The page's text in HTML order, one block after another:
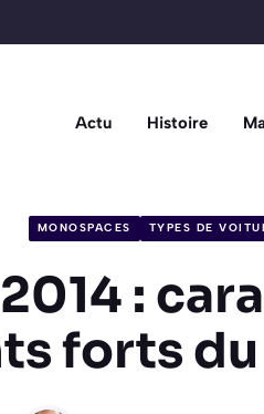
Actu Histoire
MONOSPACES TYPES DE
:
forts